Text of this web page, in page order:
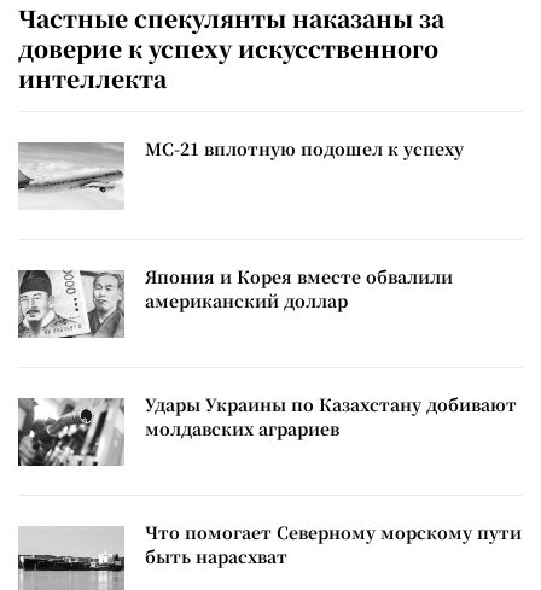
Частные спекулянты наказаны за
доверие к успеху искусственного
интеллекта
МС-21 вплотную подошел к успеху
Япония и Корея вместе обвалили
американский доллар
Удары Украины по Казахстану добивают
молдавских аграриев
Что помогает Северному морскому пути
быть нарасхват